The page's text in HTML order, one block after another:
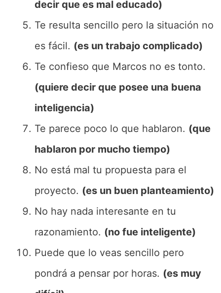
decir que es mal educado)
Te resulta sencillo pero la situación no
es fácil. (es un trabajo complicado)
Te confieso que Marcos no es tonto.
(quiere decir que posee una buena
inteligencia)
Te parece poco lo que hablaron. (que
hablaron por mucho tiempo)
No está mal tu propuesta para el
proyecto. (es un buen planteamiento)
No hay nada interesante en tu
razonamiento. (no fue inteligente)
Puede que lo veas sencillo pero
pondrá a pensar por horas. (es muy